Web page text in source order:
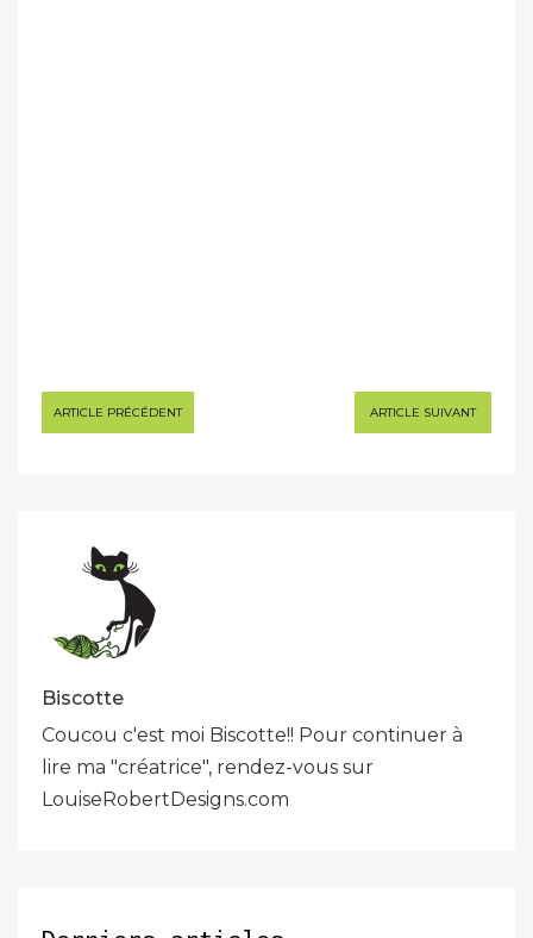
Navigation
de
ARTICLE PRÉCÉDENT ARTICLE SUIVANT
Biscotte
Coucou c'est moi Biscotte!! Pour continuer à
lire ma "créatrice", rendez-vous sur
LouiseRobertDesigns.com